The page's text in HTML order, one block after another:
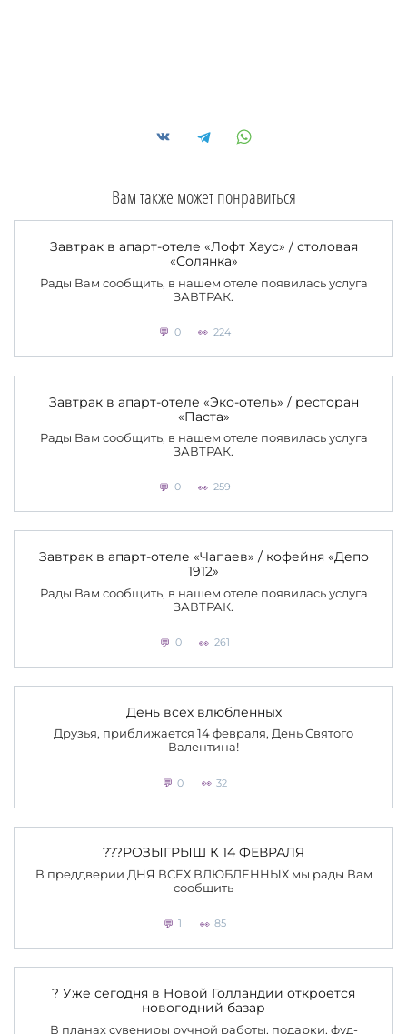
Вам также может понравиться
Завтрак в апарт-отеле «Лофт Хаус» / столовая
«Солянка»
Рады Вам сообщить, в нашем отеле появилась услуга
ЗАВТРАК.
0 224
Завтрак в апарт-отеле «Эко-отель» / ресторан
«Паста»
Рады Вам сообщить, в нашем отеле появилась услуга
ЗАВТРАК.
0 259
Завтрак в апарт-отеле «Чапаев» / кофейня «Депо
1912»
Рады Вам сообщить, в нашем отеле появилась услуга
ЗАВТРАК.
0 261
День всех влюбленных
Друзья, приближается 14 февраля, День Святого
Валентина!
0 32
???РОЗЫГРЫШ К 14 ФЕВРАЛЯ
В преддверии ДНЯ ВСЕХ ВЛЮБЛЕННЫХ мы рады Вам
сообщить
1 85
? Уже сегодня в Новой Голландии откроется
новогодний базар
В планах сувениры ручной работы, подарки, фуд-